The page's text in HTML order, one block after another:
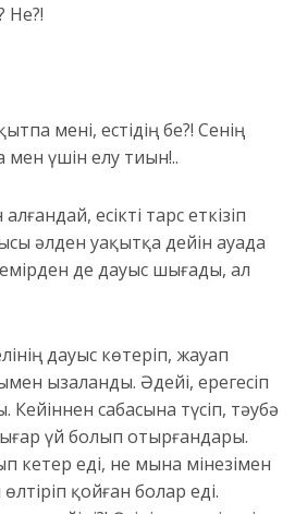
Не?!
мені, естідің бе?! Сенің
мен үшін елу тиын!..
есікті тарс еткізіп
әлден уақытқа дейін ауада
де дауыс шығады, ал
дауыс көтеріп, жауап
ызаланды. Әдейі, ерегесіп
Кейіннен сабасына түсіп, тәубә
үй болып отырғандары.
кетер еді, не мына мінезімен
қойған болар еді.